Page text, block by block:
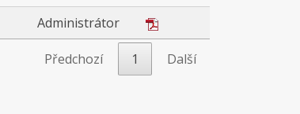
Administrátor
Předchozí 1
Další